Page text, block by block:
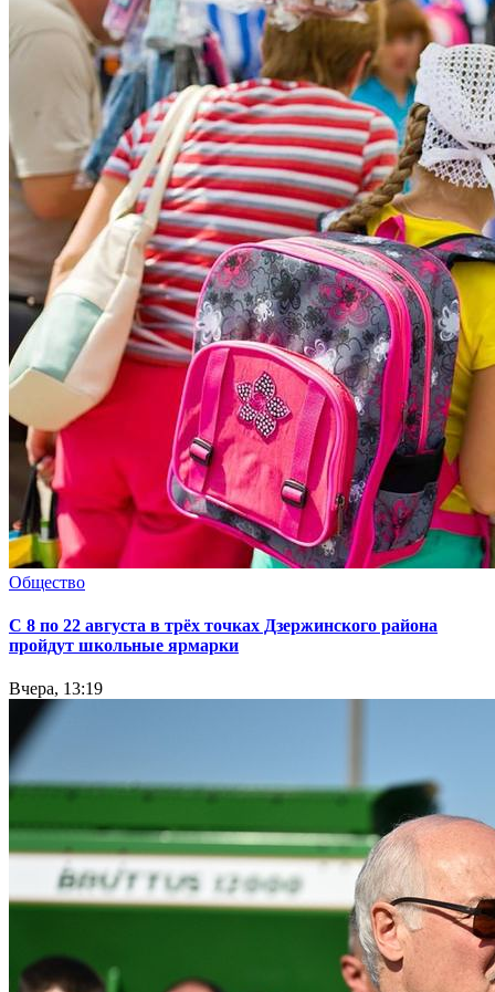
Общество
С 8 по 22 августа в трёх точках Дзержинского района
пройдут школьные ярмарки
Вчера, 13:19